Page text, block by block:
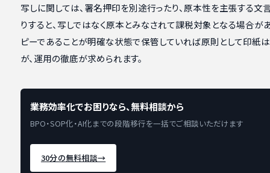
写しに関しては、署名押印を別途行ったり、原本性を主張する文
りすると、写しではなく原本とみなされて課税対象となる場合が
ピーであることが明確な状態で保管していれば原則として印紙
が、運用の徹底が求められます。
業務効率化でお困りなら、無料相談から
BPO・SOP化・AI化までの段階移行を一括でご相談いただけます
30分の無料相談→